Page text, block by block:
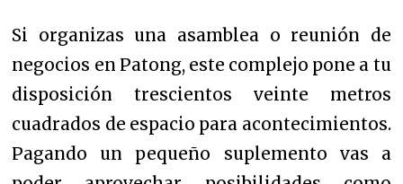
Si organizas una asamblea o reunión de
negocios en Patong, este complejo pone a tu
disposición trescientos veinte metros
cuadrados de espacio para acontecimientos.
Pagando un pequeño suplemento vas a